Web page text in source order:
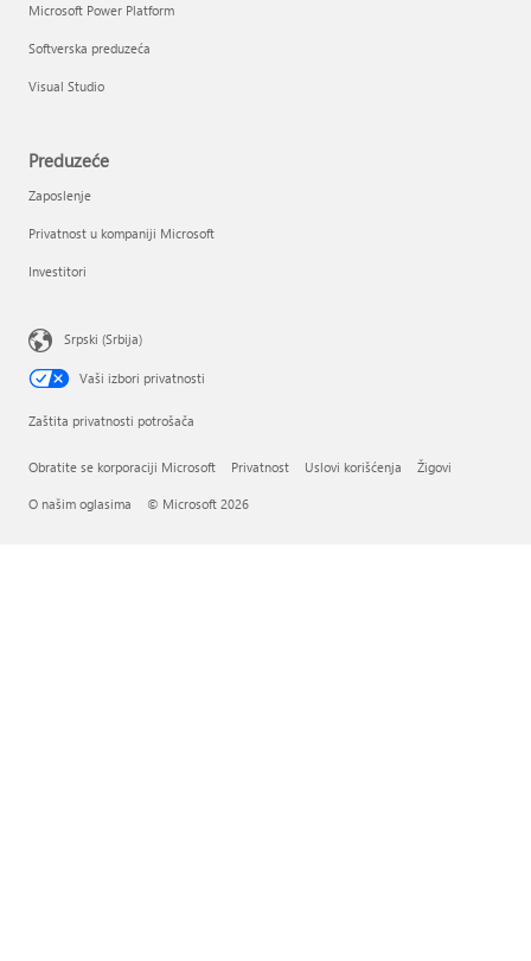
Microsoft Power Platform
Softverska preduzeća
Visual Studio
Preduzeće
Zaposlenje
Privatnost u kompaniji Microsoft
Investitori
Srpski (Srbija)
Vaši izbori privatnosti
Zaštita privatnosti potrošača
Obratite se korporaciji Microsoft Privatnost Uslovi korišćenja Žigovi
O našim oglasima © Microsoft 2026